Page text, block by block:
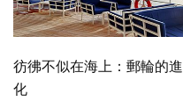
彷彿不似在海上：郵輪的進
化